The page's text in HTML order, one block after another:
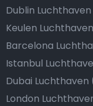
Dublin Luchthaven
Keulen
Barcelona
Istanbul
Dubai Luchthaven
London